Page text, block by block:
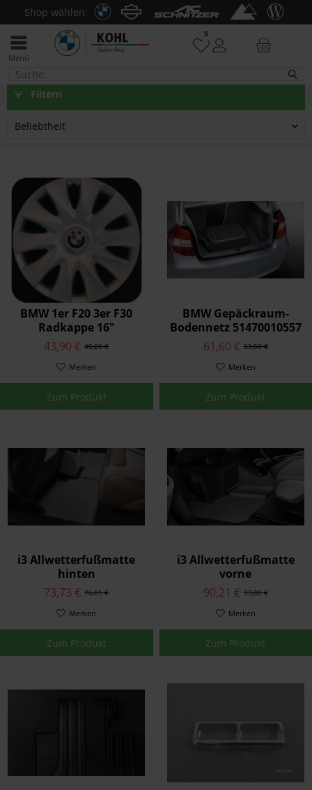
Shop wählen:
5
Menü
Interieur & Exterieur
Filtern
BMW 1er F20 3er F30
Radkappe 16"
45,26 €
43,90 €
Merken
Zum Produkt
BMW Gepäckraum-
Bodennetz 51470010557
63,50 €
61,60 €
Merken
Zum Produkt
i3 Allwetterfußmatte
hinten
76,01 €
73,73 €
Merken
Zum Produkt
i3 Allwetterfußmatte
vorne
93,00 €
90,21 €
Merken
Zum Produkt